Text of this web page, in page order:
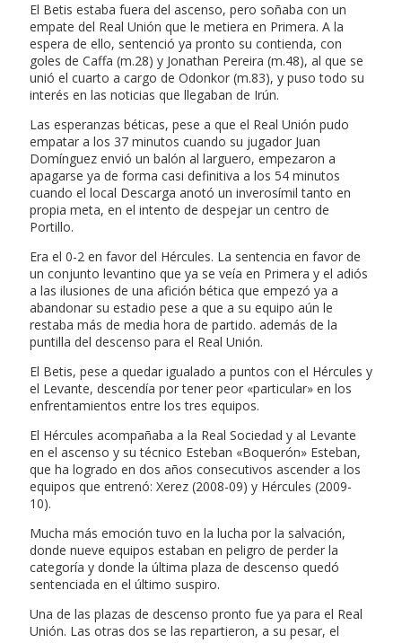
El Betis estaba fuera del ascenso, pero soñaba con un
empate del Real Unión que le metiera en Primera. A la
espera de ello, sentenció ya pronto su contienda, con
goles de Caffa (m.28) y Jonathan Pereira (m.48), al que se
unió el cuarto a cargo de Odonkor (m.83), y puso todo su
interés en las noticias que llegaban de Irún.
Las esperanzas béticas, pese a que el Real Unión pudo
empatar a los 37 minutos cuando su jugador Juan
Domínguez envió un balón al larguero, empezaron a
apagarse ya de forma casi definitiva a los 54 minutos
cuando el local Descarga anotó un inverosímil tanto en
propia meta, en el intento de despejar un centro de
Portillo.
Era el 0-2 en favor del Hércules. La sentencia en favor de
un conjunto levantino que ya se veía en Primera y el adiós
a las ilusiones de una afición bética que empezó ya a
abandonar su estadio pese a que a su equipo aún le
restaba más de media hora de partido. además de la
puntilla del descenso para el Real Unión.
El Betis, pese a quedar igualado a puntos con el Hércules y
el Levante, descendía por tener peor «particular» en los
enfrentamientos entre los tres equipos.
El Hércules acompañaba a la Real Sociedad y al Levante
en el ascenso y su técnico Esteban «Boquerón» Esteban,
que ha logrado en dos años consecutivos ascender a los
equipos que entrenó: Xerez (2008-09) y Hércules (2009-
10).
Mucha más emoción tuvo en la lucha por la salvación,
donde nueve equipos estaban en peligro de perder la
categoría y donde la última plaza de descenso quedó
sentenciada en el último suspiro.
Una de las plazas de descenso pronto fue ya para el Real
Unión. Las otras dos se las repartieron, a su pesar, el